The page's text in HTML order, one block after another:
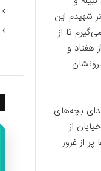
شهیدم این
تا از
هفتاد و
بچه‌های
از
از غرور